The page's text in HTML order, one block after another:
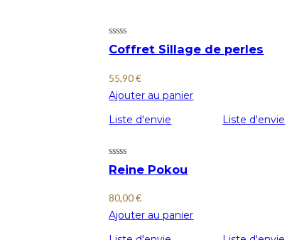
Coffret Sillage de perles
55,90€
Ajouter au panier
Liste d'envie
Liste d'envie
Reine Pokou
80,00€
Ajouter au panier